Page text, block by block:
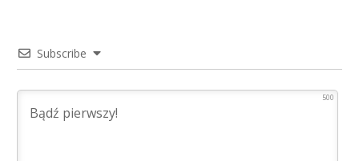
Subscribe
500